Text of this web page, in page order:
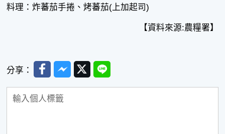
料理：炸蕃茄手捲、烤蕃茄(上加起司)
【資料來源:農糧署】
分享： FacebookMessenger
TwitterLine